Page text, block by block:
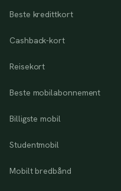
Beste kredittkort
Cashback-kort
Reisekort
Beste mobilabonnement
Billigste mobil
Studentmobil
Mobilt bredbånd